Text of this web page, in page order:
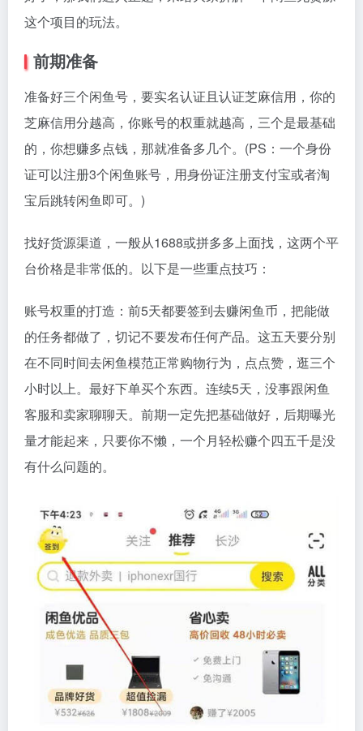
这个项目的玩法。
前期准备
准备好三个闲鱼号，要实名认证且认证芝麻信用，你的
芝麻信用分越高，你账号的权重就越高，三个是最基础
的，你想赚多点钱，那就准备多几个。(PS：一个身份
证可以注册3个闲鱼账号，用身份证注册支付宝或者淘
宝后跳转闲鱼即可。)
找好货源渠道，一般从1688或拼多多上面找，这两个平
台价格是非常低的。以下是一些重点技巧：
账号权重的打造：前5天都要签到去赚闲鱼币，把能做
的任务都做了，切记不要发布任何产品。这五天要分别
在不同时间去闲鱼模范正常购物行为，点点赞，逛三个
小时以上。最好下单买个东西。连续5天，没事跟闲鱼
客服和卖家聊聊天。前期一定先把基础做好，后期曝光
量才能起来，只要你不懒，一个月轻松赚个四五千是没
有什么问题的。